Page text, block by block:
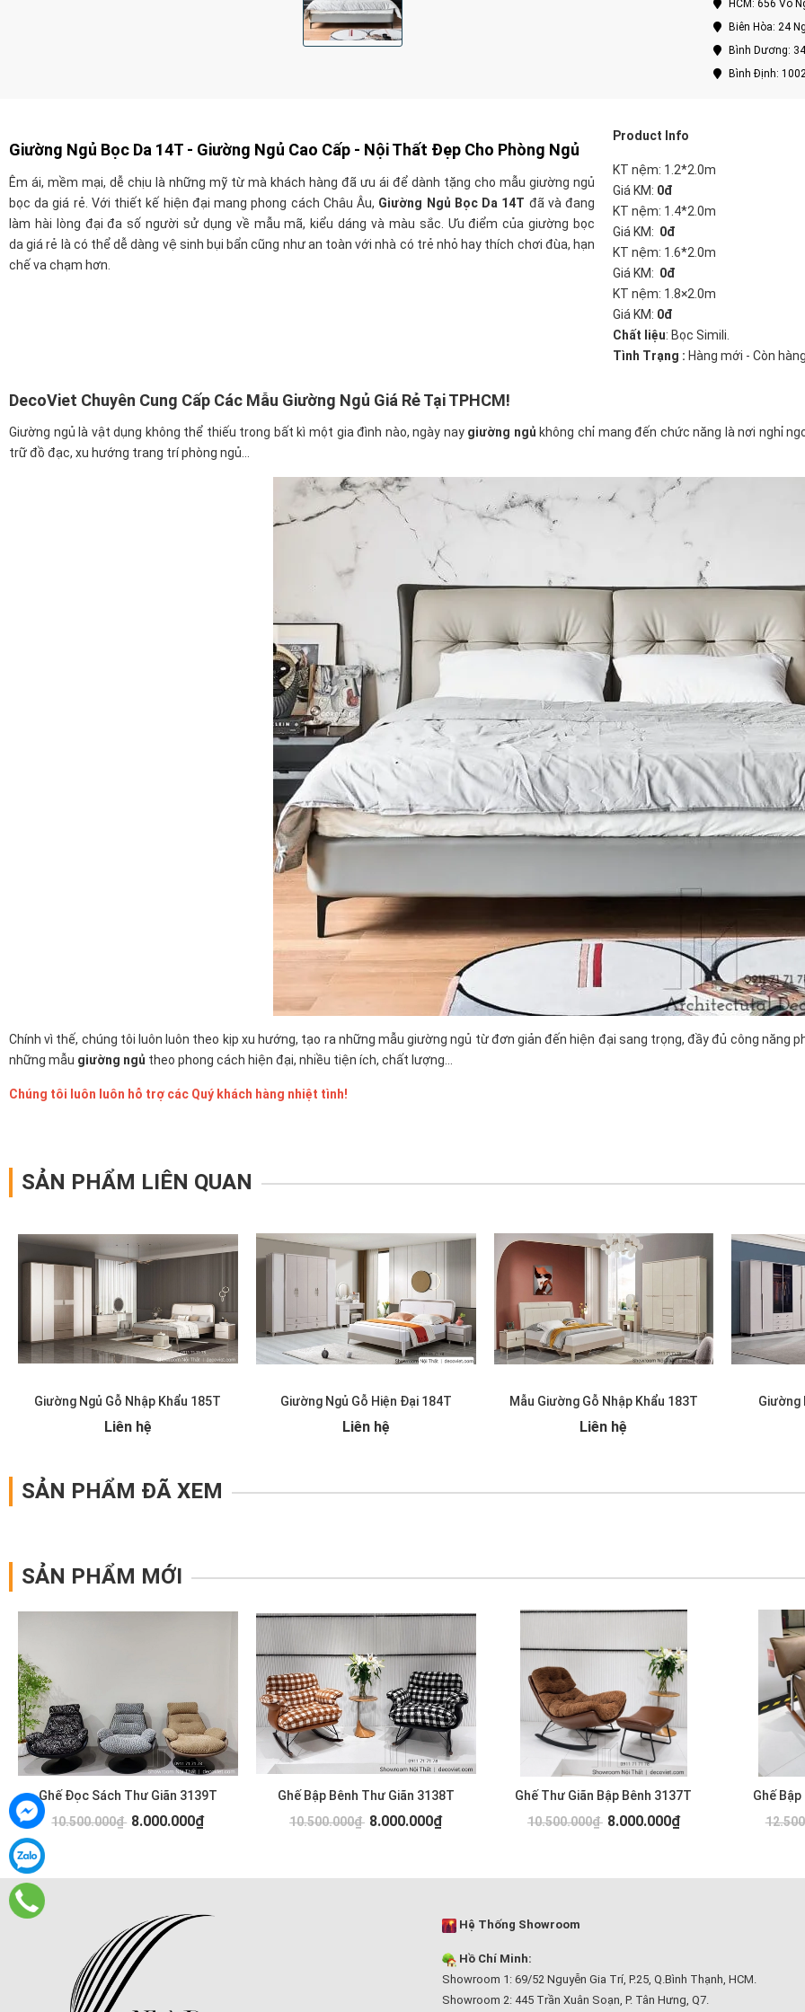
HCM: 656 Võ
Biên Hòa: 24
Bình Dương:
Bình Định:
Giường Ngủ Bọc Da 14T - Giường Ngủ Cao Cấp - Nội Thất Đẹp Cho Phòng Ngủ
Êm ái, mềm mại, dễ chịu là những mỹ từ mà khách hàng đã ưu ái để dành tặng cho mẫu giường ngủ
bọc da giá rẻ. Với thiết kế hiện đại mang phong cách Châu Âu, Giường Ngủ Bọc Da 14T đã và đang
làm hài lòng đại đa số người sử dụng về mẫu mã, kiểu dáng và màu sắc. Ưu điểm của giường bọc
da giá rẻ là có thể dễ dàng vệ sinh bụi bẩn cũng như an toàn với nhà có trẻ nhỏ hay thích chơi đùa, hạn
chế va chạm hơn.
Product Info
KT nệm: 1.2*2.0m
Giá KM: 0đ
KT nệm: 1.4*2.0m
Giá KM: 0đ
KT nệm: 1.6*2.0m
Giá KM: 0đ
KT nệm: 1.8×2.0m
Giá KM: 0đ
Chất liệu: Bọc Simili.
Tình Trạng : Hàng mới - Còn
DecoViet Chuyên Cung Cấp Các Mẫu Giường Ngủ Giá Rẻ Tại TPHCM!
Giường ngủ là vật dụng không thể thiếu trong bất kì một gia đình nào, ngày nay giường ngủ không chỉ mang đến chức năng là nơi nghỉ
trữ đồ đạc, xu hướng trang trí phòng ngủ...
Chính vì thế, chúng tôi luôn luôn theo kịp xu hướng, tạo ra những mẫu giường ngủ từ đơn giản đến hiện đại sang trọng, đầy đủ công năng
những mẫu giường ngủ theo phong cách hiện đại, nhiều tiện ích, chất lượng...
Chúng tôi luôn luôn hỗ trợ các Quý khách hàng nhiệt tình!
SẢN PHẨM LIÊN QUAN
Giường Ngủ Gỗ Nhập Khẩu 185T
Liên hệ
Giường Ngủ Gỗ Hiện Đại 184T
Liên hệ
Mẫu Giường Gỗ Nhập Khẩu 183T
Liên hệ
Giường
SẢN PHẨM ĐÃ XEM
SẢN PHẨM MỚI
Ghế Đọc Sách Thư Giãn 3139T
10.500.000₫ 8.000.000₫
Ghế Bập Bênh Thư Giãn 3138T
10.500.000₫ 8.000.000₫
Ghế Thư Giãn Bập Bênh 3137T
10.500.000₫ 8.000.000₫
Ghế
Hệ Thống Showroom
Hồ Chí Minh:
Showroom 1: 69/52 Nguyễn Gia Trí, P.25, Q.Bình Thạnh, HCM.
Showroom 2: 445 Trần Xuân Soạn, P. Tân Hưng, Q7.